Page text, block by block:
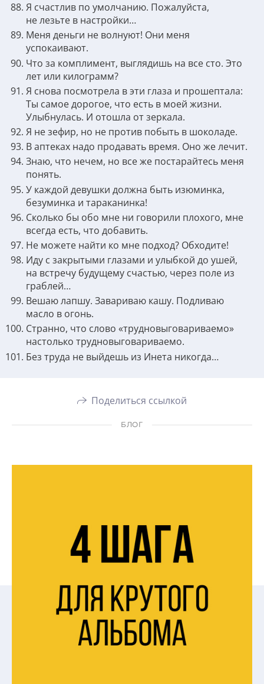
Я счастлив по умолчанию. Пожалуйста,
не лезьте в настройки…
Меня деньги не волнуют! Они меня
успокаивают.
Что за комплимент, выглядишь на все сто. Это
лет или килограмм?
Я снова посмотрела в эти глаза и прошептала:
Ты самое дорогое, что есть в моей жизни.
Улыбнулась. И отошла от зеркала.
Я не зефир, но не против побыть в шоколаде.
В аптеках надо продавать время. Оно же лечит.
Знаю, что нечем, но все же постарайтесь меня
понять.
У каждой девушки должна быть изюминка,
безуминка и тараканинка!
Сколько бы обо мне ни говорили плохого, мне
всегда есть, что добавить.
Не можете найти ко мне подход? Обходите!
Иду с закрытыми глазами и улыбкой до ушей,
на встречу будущему счастью, через поле из
граблей…
Вешаю лапшу. Завариваю кашу. Подливаю
масло в огонь.
Странно, что слово «трудновыговариваемо»
настолько трудновыговариваемо.
Без труда не выйдешь из Инета никогда…
Поделиться ссылкой
БЛОГ